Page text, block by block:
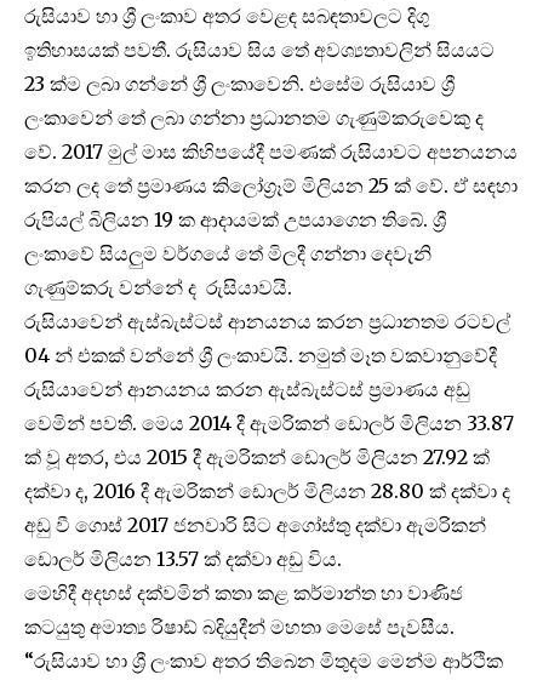
රුසියාව හා ශ්‍රී ලංකාව අතර වෙළඳ සබඳතාවලට දිගු
ඉතිහාසයක් පවතී. රුසියාව සිය තේ අවශ්‍යතාවලින් සියයට
23 ක්ම ලබා ගන්නේ ශ්‍රී ලංකාවෙනි. එසේම රුසියාව ශ්‍රී
ලංකාවෙන් තේ ලබා ගන්නා ප්‍රධානතම ගැණුම්කරුවෙකු ද
වේ. 2017 මුල් මාස කිහිපයේදී පමණක් රුසියාවට අපනයනය
කරන ලද තේ ප්‍රමාණය කිලෝග්‍රෑම් මිලියන 25 ක් වේ. ඒ සඳහා
රුපියල් බිලියන 19 ක ආදායමක් උපයාගෙන තිබේ. ශ්‍රී
ලංකාවේ සියලුම වර්ගයේ තේ මිලදී ගන්නා දෙවැනි
ගැණුම්කරු වන්නේ ද රුසියාවයි.
රුසියාවෙන් ඇස්බැස්ටස් ආනයනය කරන ප්‍රධානතම රටවල්
04 න් එකක් වන්නේ ශ්‍රී ලංකාවයි. නමුත් මෑත වකවානුවේදී
රුසියාවෙන් ආනයනය කරන ඇස්බැස්ටස් ප්‍රමාණය අඩු
වෙමින් පවතී. මෙය 2014 දී ඇමරිකන් ඩොලර් මිලියන 33.87
ක් වූ අතර, එය 2015 දී ඇමරිකන් ඩොලර් මිලියන 27.92 ක්
දක්වා ද, 2016 දී ඇමරිකන් ඩොලර් මිලියන 28.80 ක් දක්වා ද
අඩු වී ගොස් 2017 ජනවාරි සිට අගෝස්තු දක්වා ඇමරිකන්
ඩොලර් මිලියන 13.57 ක් දක්වා අඩු විය.
මෙහිදී අදහස් දක්වමින් කතා කළ කර්මාන්ත හා වාණිජ
කටයුතු අමාත්‍ය රිෂාඩ් බදියුදීන් මහතා මෙසේ පැවසීය.
“රුසියාව හා ශ්‍රී ලංකාව අතර තිබෙන මිතුදම මෙන්ම ආර්ථික